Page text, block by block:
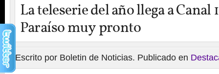
La teleserie del año llega a Canal
Paraíso muy pronto
Escrito por Boletin de Noticias. Publicado en